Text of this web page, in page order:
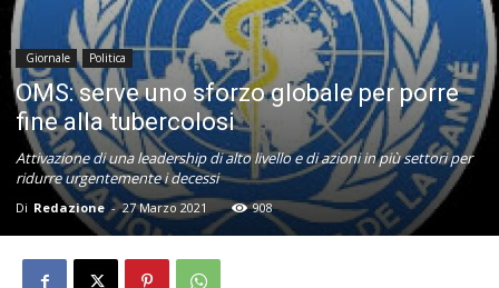
Giornale Politica
OMS: serve uno sforzo globale per porre
fine alla tubercolosi
Attivazione di una leadership di alto livello e di azioni in più settori per
ridurre urgentemente i decessi
Di Redazione - 27 Marzo 2021 908